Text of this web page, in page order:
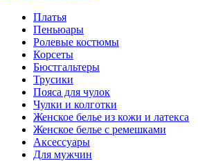
Платья
Пеньюары
Ролевые костюмы
Корсеты
Бюстгальтеры
Трусики
Пояса для чулок
Чулки и колготки
Женское белье из кожи и латекса
Женское белье с ремешками
Аксессуары
Для мужчин